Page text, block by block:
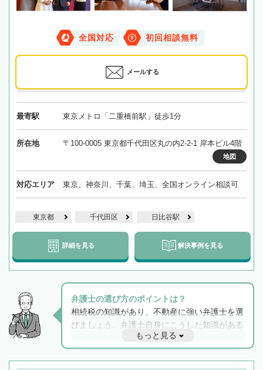
全国対応 初回相談無料
メールする
最寄駅 東京メトロ「二重橋前駅」徒歩1分
所在地 〒100-0005 東京都千代田区丸の内2-2-1 岸本ビル4階
地図
対応エリア 東京、神奈川、千葉、埼玉、全国オンライン相談可
東京都 千代田区 日比谷駅
詳細を見る 解決事例を見る
弁護士の選び方のポイントは？
相続税の知識があり、不動産に強い弁護士を選
びましょう。弁護士自身にこうした知識がある
と他士業との連携もスムーズに進み、トラブル
解決のみならず相続をトータルで任せることが
できます。また、相続は感情がからむ分野なの
もっと見る